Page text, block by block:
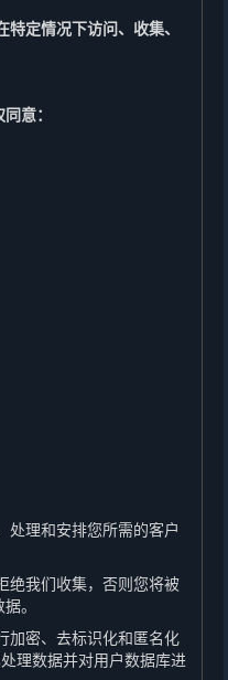
定情况下访问、收集、
意：
处理和安排您所需的客户
绝我们收集，否则您将被
。
加密、去标识化和匿名化
理数据并对用户数据库进